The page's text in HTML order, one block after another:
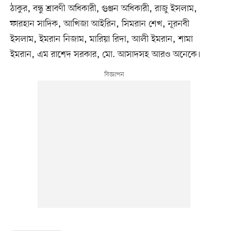
ঠাকুর, বন্ধু শ্রাবণী অধিকারী, গুঞ্জন অধিকারী, রাজু ইসলাম,
ফারহান সাদিক, আখিজা আইরিন, সিমরান শেখ, নূরনবী
ইসলাম, ইমরান নিজাম, মারিয়া রিদা, আলী ইমরান, শামা
ইমরান, এম রাশেদ সরকার, মো. আসাদসহ আরও অনেকে।